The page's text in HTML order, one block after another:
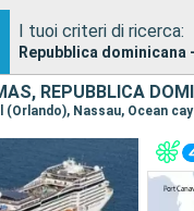
I tuoi criteri di ricerca:
Repubblica dominicana
REPUBBLICA